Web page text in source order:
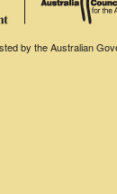
by the Australian